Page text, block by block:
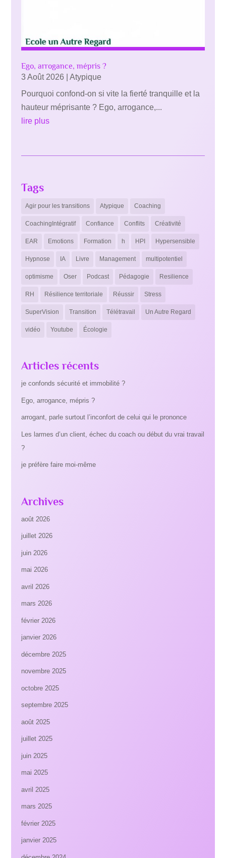
Ego, arrogance, mépris ?
3 Août 2026 |Atypique
Pourquoi confond-on si vite la fierté tranquille et la
hauteur méprisante ? Ego, arrogance,...
lire plus
Tags
Agir pour les transitions Atypique Coaching
CoachingIntégratif Confiance Conflits Créativité
EAR Emotions Formation h HPI Hypersensible
Hypnose IA Livre Management multipotentiel
optimisme Oser Podcast Pédagogie Resilience
RH Résilience territoriale Réussir Stress
SuperVision Transition Télétravail Un Autre Regard
vidéo Youtube Écologie
Articles récents
je confonds sécurité et immobilité ?
Ego, arrogance, mépris ?
arrogant, parle surtout l’inconfort de celui qui le prononce
Les larmes d’un client, échec du coach ou début du vrai travail
?
je préfère faire moi-même
Archives
août 2026
juillet 2026
juin 2026
mai 2026
avril 2026
mars 2026
février 2026
janvier 2026
décembre 2025
novembre 2025
octobre 2025
septembre 2025
août 2025
juillet 2025
juin 2025
mai 2025
avril 2025
mars 2025
février 2025
janvier 2025